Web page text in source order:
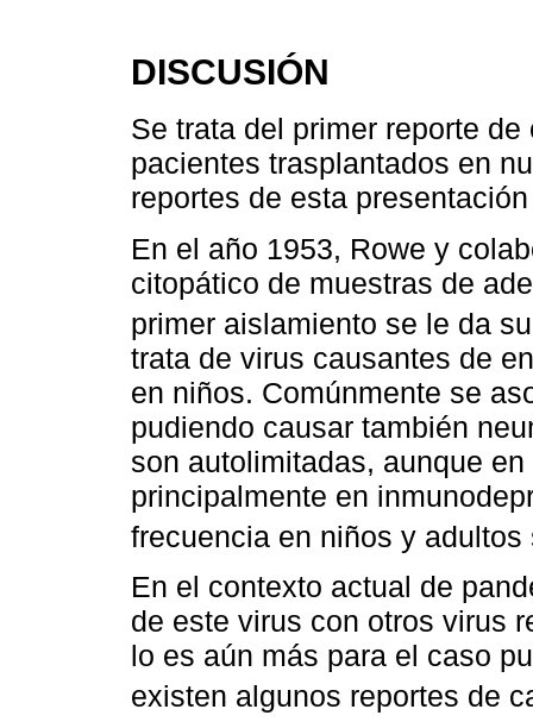
DISCUSIÓN
Se trata del primer reporte
pacientes trasplantados en
reportes de esta
En el año 1953, Rowe y
citopático de muestras de
primer aislamiento se le da
trata de virus causantes de
en niños. Comúnmente se
pudiendo causar también
son autolimitadas, aunque
principalmente en
frecuencia en niños y adultos
En el contexto actual de
de este virus con otros virus
lo es aún más para el caso
existen algunos reportes de